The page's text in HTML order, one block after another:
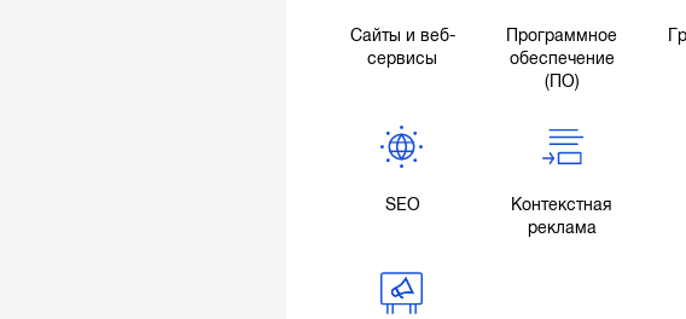
Сайты и веб-
сервисы
Программное
обеспечение
(ПО)
SEO
Контекстная
реклама